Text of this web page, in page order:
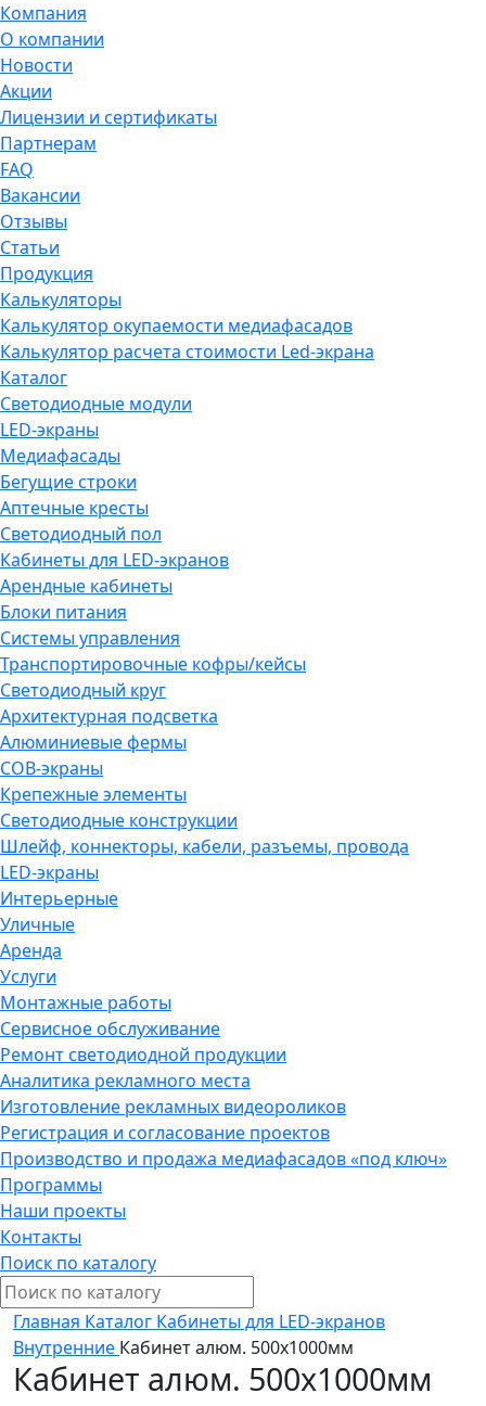
Компания
О компании
Новости
Акции
Лицензии и сертификаты
Партнерам
FAQ
Вакансии
Отзывы
Статьи
Продукция
Калькуляторы
Калькулятор окупаемости медиафасадов
Калькулятор расчета стоимости Led-экрана
Каталог
Светодиодные модули
LED-экраны
Медиафасады
Бегущие строки
Аптечные кресты
Светодиодный пол
Кабинеты для LED-экранов
Арендные кабинеты
Блоки питания
Системы управления
Транспортировочные кофры/кейсы
Светодиодный круг
Архитектурная подсветка
Алюминиевые фермы
COB-экраны
Крепежные элементы
Светодиодные конструкции
Шлейф, коннекторы, кабели, разъемы, провода
LED-экраны
Интерьерные
Уличные
Аренда
Услуги
Монтажные работы
Сервисное обслуживание
Ремонт светодиодной продукции
Аналитика рекламного места
Изготовление рекламных видеороликов
Регистрация и согласование проектов
Производство и продажа медиафасадов «под ключ»
Программы
Наши проекты
Контакты
Поиск по каталогу
Главная Каталог Кабинеты для LED-экранов
Внутренние Кабинет алюм. 500х1000мм
Кабинет алюм. 500х1000мм